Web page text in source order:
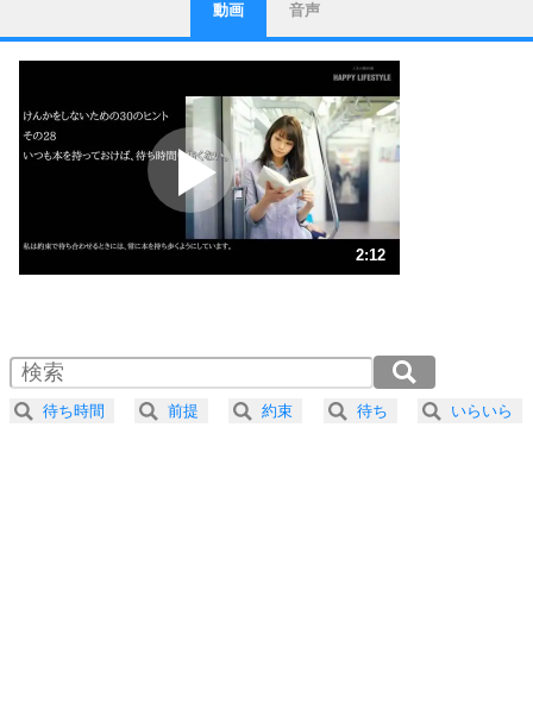
1
ストレス対策
他人と比べない。
いっそのこと、他人を見ない。
いらいらしない人になる30の方法
プラス思考
ポジティブになれない原因は、行動しないから。
ポジティブ思考になる30の方法
ストレス対策
人生、なんとかなるもの。
気楽に生きる30の方法
4 器の大きい人は、怒りを優しさで表現する。
動画 音声
2:12
2.0倍速 （260KB 1分6秒）
2.5倍速 （209KB 53秒）
3.0倍速 （174KB 44秒）
待ち時間 前提 約束 待ち いらいら